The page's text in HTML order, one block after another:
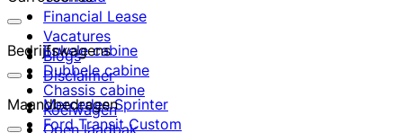
Financial Lease
Vacatures
Blogs
Disclaimer
Enkele cabine
Dubbele cabine
Chassis cabine
Koelwagen
Open laadbak
Bedrijfswagens
Mercedes Sprinter
Ford Transit Custom
Maandbedragen